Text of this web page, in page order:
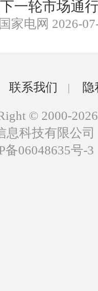
一轮市场通
家电网 2026-
联系我们 |
© 2000-2026
息科技有限公
备06048635号-3